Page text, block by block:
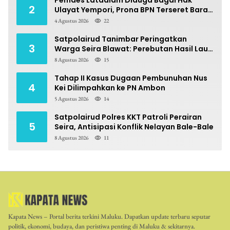
2
Ulayat Yempori, Prona BPN Terseret Bara
Sengketa
4 Agustus 2026 22
3
Satpolairud Tanimbar Peringatkan
Warga Seira Blawat: Perebutan Hasil Laut
Berpotensi Pidana
8 Agustus 2026 15
4
Tahap II Kasus Dugaan Pembunuhan Nus
Kei Dilimpahkan ke PN Ambon
5 Agustus 2026 14
5
Satpolairud Polres KKT Patroli Perairan
Seira, Antisipasi Konflik Nelayan Bale-Bale
8 Agustus 2026 11
Kapata News – Portal berita terkini Maluku. Dapatkan update terbaru seputar
politik, ekonomi, budaya, dan peristiwa penting di Maluku & sekitarnya.